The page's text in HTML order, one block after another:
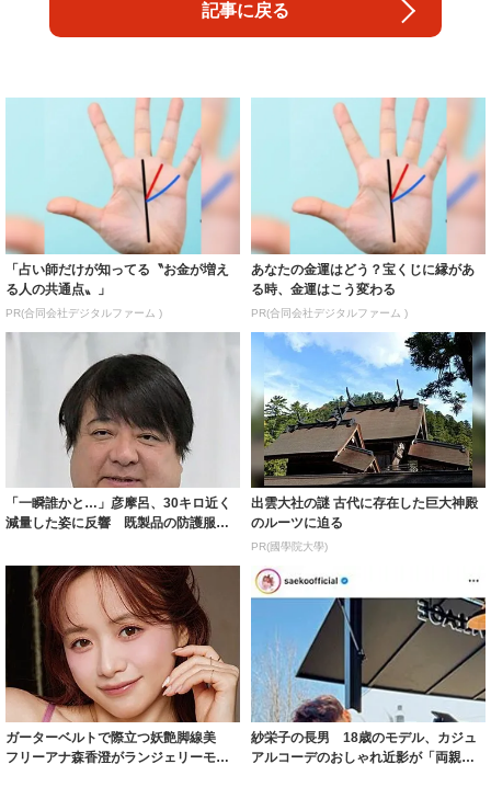
記事に戻る
「占い師だけが知ってる〝お金が増え
る人の共通点〟」
PR(合同会社デジタルファーム )
あなたの金運はどう？宝くじに縁があ
る時、金運はこう変わる
PR(合同会社デジタルファーム )
「一瞬誰かと…」彦摩呂、30キロ近く
減量した姿に反響 既製品の防護服が
出雲大社の謎 古代に存在した巨大神殿
のルーツに迫る
PR(國學院大學)
ガーターベルトで際立つ妖艶脚線美
フリーアナ森香澄がランジェリーモデ
紗栄子の長男 18歳のモデル、カジュ
アルコーデのおしゃれ近影が「両親の